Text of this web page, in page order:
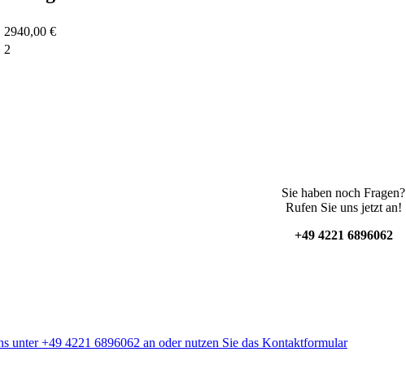
2940,00 €
2
Sie haben noch Fragen?
Rufen Sie uns jetzt an!
+49 4221 6896062
unter +49 4221 6896062 an oder nutzen Sie das Kontaktformular